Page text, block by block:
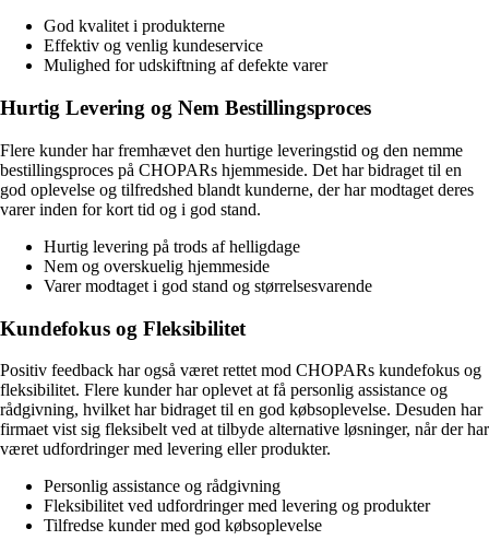
God kvalitet i produkterne
Effektiv og venlig kundeservice
Mulighed for udskiftning af defekte varer
Hurtig Levering og Nem Bestillingsproces
Flere kunder har fremhævet den hurtige leveringstid og den nemme
bestillingsproces på CHOPARs hjemmeside. Det har bidraget til en
god oplevelse og tilfredshed blandt kunderne, der har modtaget deres
varer inden for kort tid og i god stand.
Hurtig levering på trods af helligdage
Nem og overskuelig hjemmeside
Varer modtaget i god stand og størrelsesvarende
Kundefokus og Fleksibilitet
Positiv feedback har også været rettet mod CHOPARs kundefokus og
fleksibilitet. Flere kunder har oplevet at få personlig assistance og
rådgivning, hvilket har bidraget til en god købsoplevelse. Desuden har
firmaet vist sig fleksibelt ved at tilbyde alternative løsninger, når der har
været udfordringer med levering eller produkter.
Personlig assistance og rådgivning
Fleksibilitet ved udfordringer med levering og produkter
Tilfredse kunder med god købsoplevelse